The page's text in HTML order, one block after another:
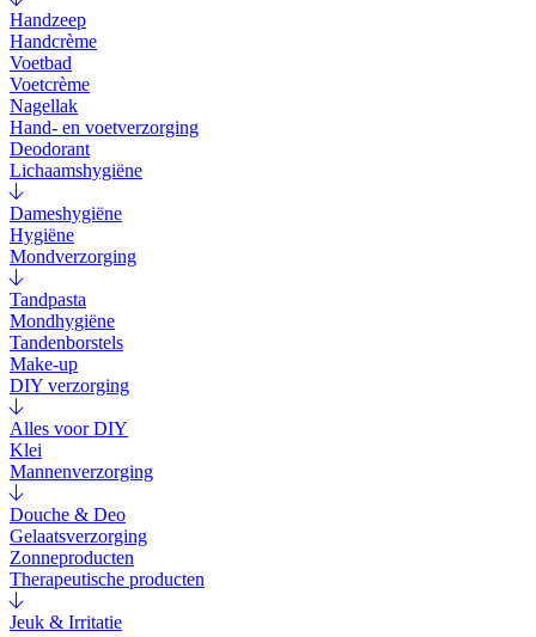
Handzeep
Handcrème
Voetbad
Voetcrème
Nagellak
Hand- en voetverzorging
Deodorant
Lichaamshygiëne
Dameshygiëne
Hygiëne
Mondverzorging
Tandpasta
Mondhygiëne
Tandenborstels
Make-up
DIY verzorging
Alles voor DIY
Klei
Mannenverzorging
Douche & Deo
Gelaatsverzorging
Zonneproducten
Therapeutische producten
Jeuk & Irritatie